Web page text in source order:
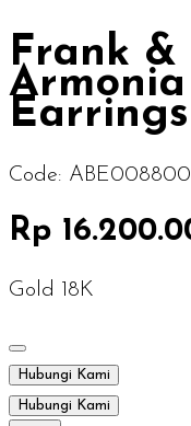
Frank &
Earrings
Code: ABE008800
Rp
Gold 18K
Hubungi Kami
Hubungi Kami